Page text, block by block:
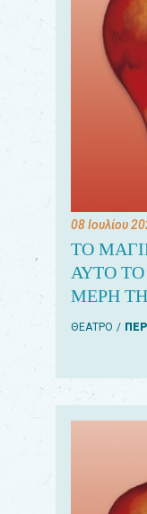
08 Ιουλίου
ΤΟ
ΑΥΤΟ
ΜΕΡΗ
ΘΕΑΤΡΟ